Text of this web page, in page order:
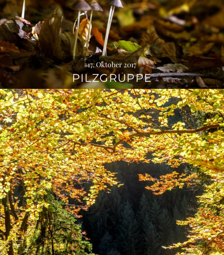
17. Oktober 2017
PILZGRUPPE